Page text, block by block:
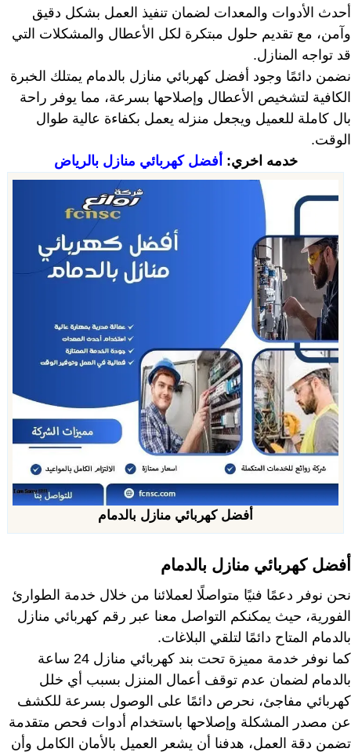
أحدث الأدوات والمعدات لضمان تنفيذ العمل بشكل دقيق
وآمن، مع تقديم حلول مبتكرة لكل الأعطال والمشكلات التي
قد تواجه المنازل.
نضمن دائمًا وجود أفضل كهربائي منازل بالدمام يمتلك الخبرة
الكافية لتشخيص الأعطال وإصلاحها بسرعة، مما يوفر راحة
بال كاملة للعميل ويجعل منزله يعمل بكفاءة عالية طوال
الوقت.
خدمه اخري: أفضل كهربائي منازل بالرياض
أفضل كهربائي منازل بالدمام
أفضل كهربائي منازل بالدمام
نحن نوفر دعمًا فنيًا متواصلًا لعملائنا من خلال خدمة الطوارئ
الفورية، حيث يمكنكم التواصل معنا عبر رقم كهربائي منازل
بالدمام المتاح دائمًا لتلقي البلاغات.
كما نوفر خدمة مميزة تحت بند كهربائي منازل 24 ساعة
بالدمام لضمان عدم توقف أعمال المنزل بسبب أي خلل
كهربائي مفاجئ، نحرص دائمًا على الوصول بسرعة للكشف
عن مصدر المشكلة وإصلاحها باستخدام أدوات فحص متقدمة
تضمن دقة العمل، هدفنا أن يشعر العميل بالأمان الكامل وأن